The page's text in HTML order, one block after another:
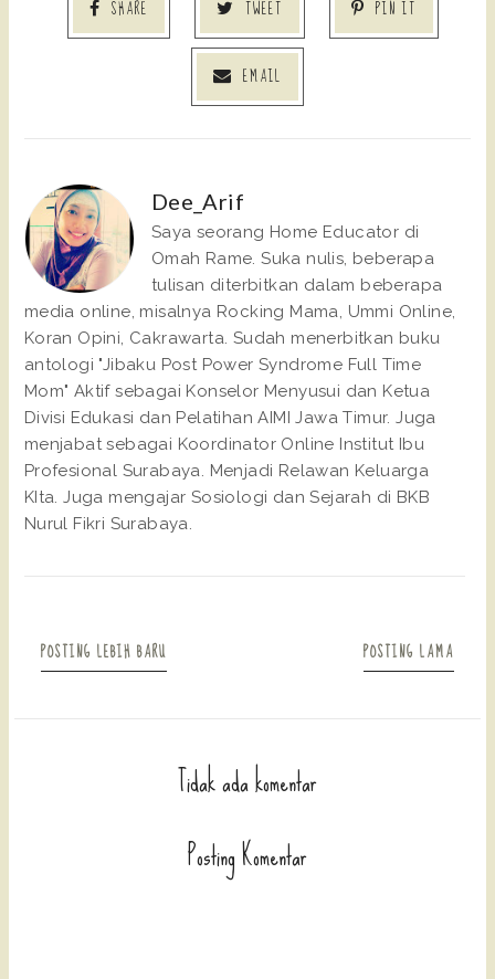
SHARE TWEET PIN IT
EMAIL
Dee_Arif
Saya seorang Home Educator di
Omah Rame. Suka nulis, beberapa
tulisan diterbitkan dalam beberapa
media online, misalnya Rocking Mama, Ummi Online,
Koran Opini, Cakrawarta. Sudah menerbitkan buku
antologi "Jibaku Post Power Syndrome Full Time
Mom" Aktif sebagai Konselor Menyusui dan Ketua
Divisi Edukasi dan Pelatihan AIMI Jawa Timur. Juga
menjabat sebagai Koordinator Online Institut Ibu
Profesional Surabaya. Menjadi Relawan Keluarga
KIta. Juga mengajar Sosiologi dan Sejarah di BKB
Nurul Fikri Surabaya.
POSTING LEBIH BARU POSTING LAMA
Tidak ada komentar
Posting Komentar